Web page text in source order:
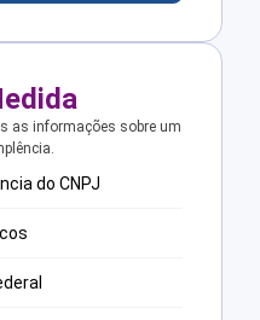
as informações sobre um
do CNPJ